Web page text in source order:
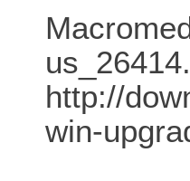
http://
win-